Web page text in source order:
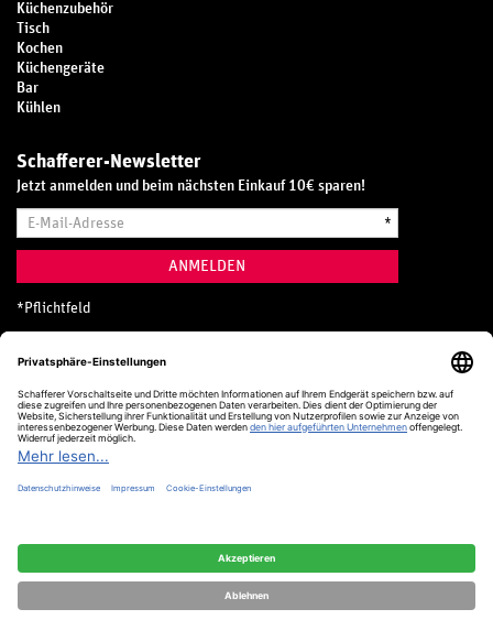
Küchenzubehör
Tisch
Kochen
Küchengeräte
Bar
Kühlen
Schafferer-Newsletter
Jetzt anmelden und beim nächsten Einkauf 10€ sparen!
Mail-
*
ANMELDEN
* Pflichtfeld
Hotline
0800 20 70 300 (D)
Kostenlos aus dem deutschen Festnetz
24 Stunden / 365 Tage im Jahr
Alle Preise inkl. MwSt.
© Schafferer & Co. KG, 2025